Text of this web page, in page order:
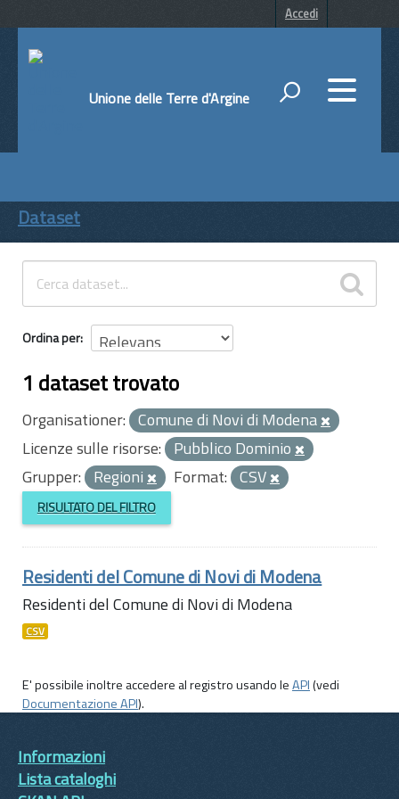
Accedi
Unione delle Terre d'Argine
ENTI
TEMI
INFORMAZIONI
Dataset
Ordina per
1 dataset trovato
Organisationer: Comune di Novi di Modena
Licenze sulle risorse: Pubblico Dominio
Grupper: Regioni Format: CSV
RISULTATO DEL FILTRO
Residenti del Comune di Novi di Modena
Residenti del Comune di Novi di Modena
CSV
E' possibile inoltre accedere al registro usando leAPI(vedi
Documentazione API).
Informazioni
Lista cataloghi